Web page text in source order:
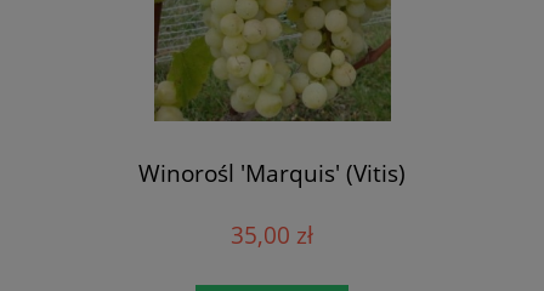
Winorośl 'Marquis' (Vitis)
35,00 zł